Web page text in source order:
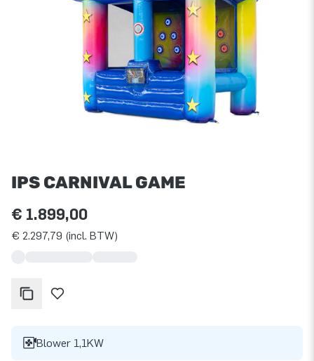
IPS CARNIVAL GAME
€ 1.899,00
€ 2.297,79 (incl. BTW)
Blower 1,1KW